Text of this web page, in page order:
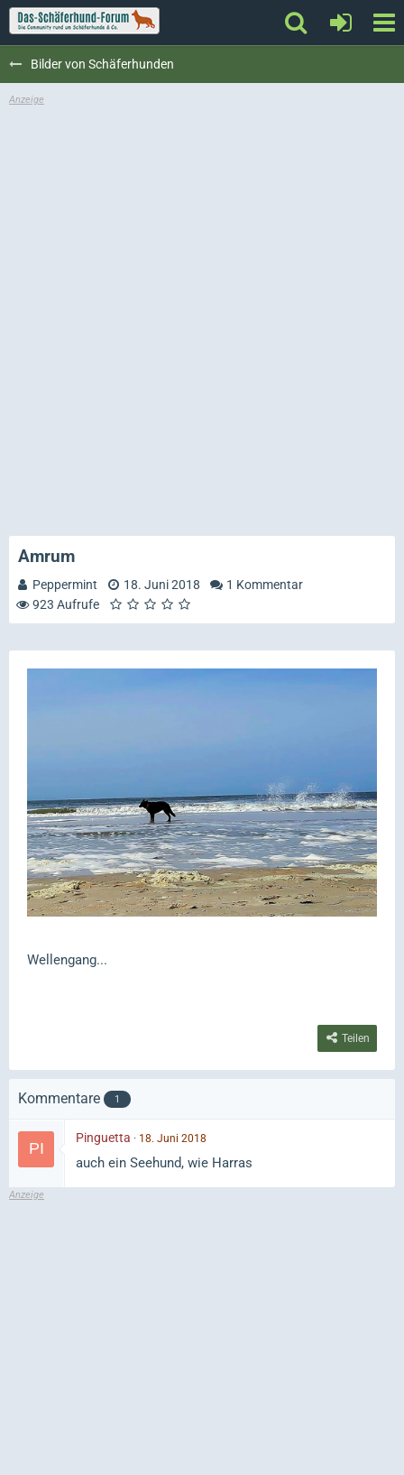
Bilder von Schäferhunden
Amrum
Peppermint 18. Juni 2018
1 Kommentar
923 Aufrufe
Wellengang...
Teilen
Kommentare 1
Pinguetta 18. Juni 2018
auch ein Seehund, wie Harras